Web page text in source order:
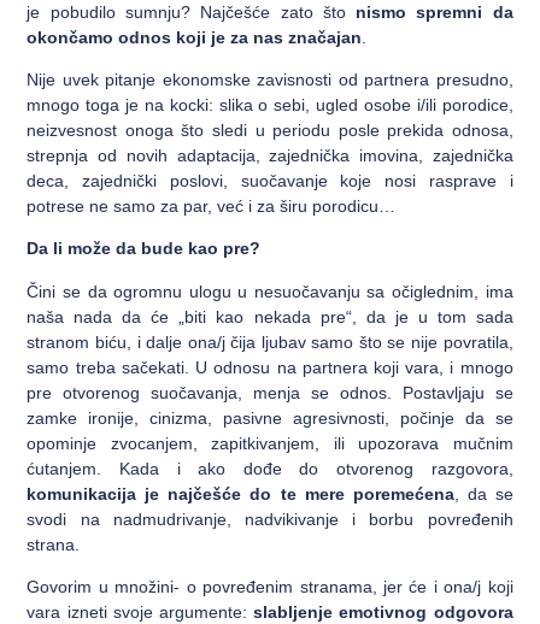
je pobudilo sumnju? Najčešće zato što nismo spremni da
okončamo odnos koji je za nas značajan
Nije uvek pitanje ekonomske zavisnosti od partnera presudno,
mnogo toga je na kocki: slika o sebi, ugled osobe i/ili porodice,
neizvesnost onoga što sledi u periodu posle prekida odnosa,
strepnja od novih adaptacija, zajednička imovina, zajednička
deca, zajednički poslovi, suočavanje koje nosi rasprave i
potrese ne samo za par, već i za širu porodicu…
Da li može da bude kao pre?
Čini se da ogromnu ulogu u nesuočavanju sa očiglednim, ima
naša nada da će „biti kao nekada pre“, da je u tom sada
stranom biću, i dalje ona/j čija ljubav samo što se nije povratila,
samo treba sačekati. U odnosu na partnera koji vara, i mnogo
pre otvorenog suočavanja, menja se odnos. Postavljaju se
zamke ironije, cinizma, pasivne agresivnosti, počinje da se
opominje zvocanjem, zapitkivanjem, ili upozorava mučnim
ćutanjem. Kada i ako dođe do otvorenog razgovora,
komunikacija je najčešće do te mere poremećena, da se
svodi na nadmudrivanje, nadvikivanje i borbu povređenih
strana.
Govorim u množini- o povređenim stranama, jer će i ona/j koji
vara izneti svoje argumente:slabljenje emotivnog odgovora